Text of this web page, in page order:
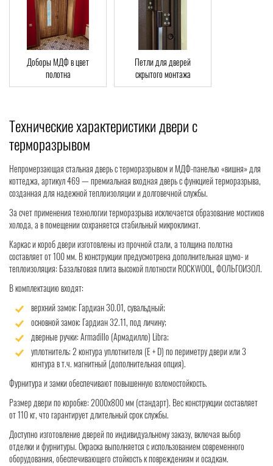
Доборы МДФ в цвет
полотна
Петли для дверей
скрытого монтажа
Технические характеристики двери с
терморазрывом
Непромерзающая стальная дверь с терморазрывом и МДФ-панелью «вишня» для
коттеджа, артикул 469 — премиальная входная дверь с функцией терморазрыва,
созданная для надежной теплоизоляции и долговечной службы.
За счет применения технологии терморазрыва исключается образование мостиков
холода, а в помещении сохраняется стабильный микроклимат.
Каркас и короб двери изготовлены из прочной стали, а толщина полотна
составляет от 100 мм. В конструкции предусмотрена дополнительная шумо- и
теплоизоляция: Базальтовая плита высокой плотности ROCKWOOL, ФОЛЬГОИЗОЛ.
В комплектацию входят:
верхний замок: Гардиан 30.01, сувальдный;
основной замок: Гардиан 32.11, под личину;
дверные ручки: Armadillo (Армадилло) Libra;
уплотнитель: 2 контура уплотнителя (Е + D) по периметру двери или 3
контура в т.ч. магнитный (дополнительная опция).
Фурнитура и замки обеспечивают повышенную взломостойкость.
Размер двери по коробке: 2000x800 мм (стандарт). Вес конструкции составляет
от 110 кг, что гарантирует длительный срок службы.
Доступно изготовление дверей по индивидуальному заказу, включая выбор
отделки и фурнитуры. Окраска выполняется с использованием современного
оборудования, обеспечивающего стойкость к повреждениям и осадкам.